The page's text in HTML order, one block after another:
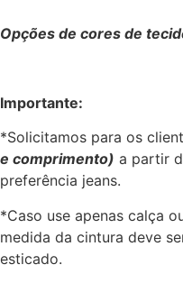
Opções de cores de
Importante:
*Solicitamos para os
e comprimento) a partir
preferência jeans.
*Caso use apenas calça
medida da cintura deve
esticado.